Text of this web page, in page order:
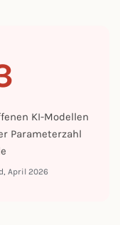
KI-Modellen
Parameterzahl
April 2026